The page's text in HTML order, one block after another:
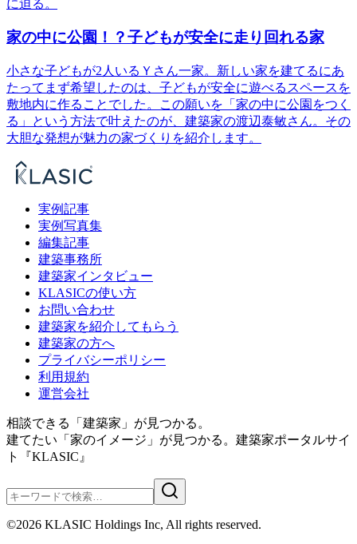
に迫る。
家の中に公園！？子どもが安全に走り回れる家
小さな子どもが2人いるＹさん一家。新しい家を建てるにあ
たってまず希望したのは、子どもが安全に遊べるスペースを
敷地内に作ることでした。この願いを「家の中に公園をつく
る」という方法で叶えたのが、建築家の渡辺泰敏さん。その
大胆な発想が魅力の家づくりを紹介します。
実例記事
実例写真集
編集記事
建築事務所
建築家インタビュー
KLASICの使い方
お問い合わせ
建築家を紹介してもらう
建築家の方へ
プライバシーポリシー
利用規約
運営会社
相談できる「建築家」が見つかる。
建てたい「家のイメージ」が見つかる。 建築家ポータルサイ
ト『KLASIC』
©2026 KLASIC Holdings Inc, All rights reserved.